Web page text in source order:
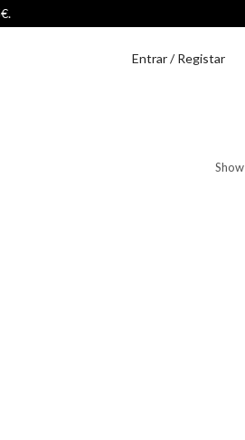
Entrar / Registar
Show